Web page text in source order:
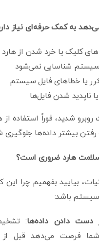
به کمک حرفه‌ای نیاز
کلیک یا خرد شدن از هارد
شناسایی نمی‌شود
یا خطاهای فایل سیستم
ناپدید شدن فایل‌ها
شدید، فوراً استفاده از
رفتن بیشتر داده‌ها جلوگیری
هارد ضروری است؟
بیایید بفهمیم چرا این
سیستم باشد:
دست دادن داده‌ها:
فرصت می‌دهد قبل از